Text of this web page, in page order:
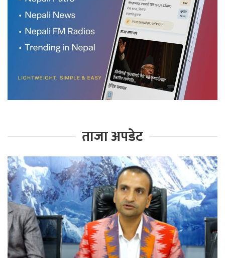
ताजा अपडेट